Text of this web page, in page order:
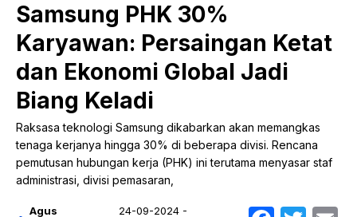
Samsung PHK 30%
Karyawan: Persaingan Ketat
dan Ekonomi Global Jadi
Biang Keladi
Raksasa teknologi Samsung dikabarkan akan memangkas
tenaga kerjanya hingga 30% di beberapa divisi. Rencana
pemutusan hubungan kerja (PHK) ini terutama menyasar staf
administrasi, divisi pemasaran,
Agus
24-09-2024 -